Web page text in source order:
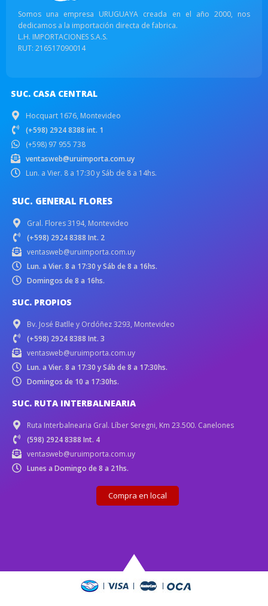
Somos una empresa URUGUAYA creada en el año 2000, nos
dedicamos a la importación directa de fabrica.
L.H. IMPORTACIONES S.A.S.
RUT: 216517090014
SUC. CASA CENTRAL
Hocquart 1676, Montevideo
(+598) 2924 8388 int. 1
(+598) 97 955 738
ventasweb@uruimporta.com.uy
Lun. a Vier. 8 a 17:30 y Sáb de 8 a 14hs.
SUC. GENERAL FLORES
Gral. Flores 3194, Montevideo
(+598) 2924 8388 Int. 2
ventasweb@uruimporta.com.uy
Lun. a Vier. 8 a 17:30 y Sáb de 8 a 16hs.
Domingos de 8 a 16hs.
SUC. PROPIOS
Bv. José Batlle y Ordóñez 3293, Montevideo
(+598) 2924 8388 Int. 3
ventasweb@uruimporta.com.uy
Lun. a Vier. 8 a 17:30 y Sáb de 8 a 17:30hs.
Domingos de 10 a 17:30hs.
SUC. RUTA INTERBALNEARIA
Ruta Interbalnearia Gral. Líber Seregni, Km 23.500. Canelones
(598) 2924 8388 Int. 4
ventasweb@uruimporta.com.uy
Lunes a Domingo de 8 a 21hs.
Compra en local